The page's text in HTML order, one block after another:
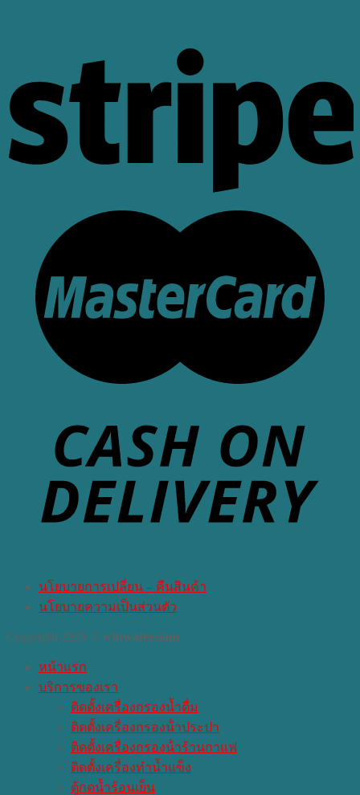
นโยบายการเปลี่ยน – คืนสินค้า
นโยบายความเป็นส่วนตัว
Copyright 2026 © winwatersiam
หน้าแรก
บริการของเรา
ติดตั้งเครื่องกรองน้ำดื่ม
ติดตั้งเครื่องกรองน้ําประปา
ติดตั้งเครื่องกรองน้ําร้านกาแฟ
ติดตั้งเครื่องทำน้ำแข็ง
ตู้กดน้ำร้อนเย็น